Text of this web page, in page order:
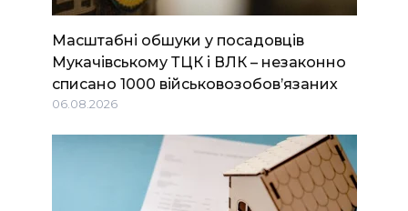
Масштабні обшуки у посадовців
Мукачівському ТЦК і ВЛК – незаконно
списано 1000 військовозобов’язаних
06.08.2026